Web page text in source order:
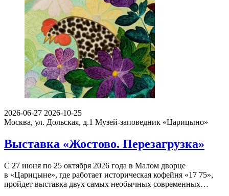
2026-06-27 2026-10-25
Москва, ул. Дольская, д.1 Музей-заповедник «Царицыно»
Выставка «Жостово. Перезагрузка»
С 27 июня по 25 октября 2026 года в Малом дворце
в «Царицыне», где работает историческая кофейня «17 75»,
пройдет выставка двух самых необычных современных…